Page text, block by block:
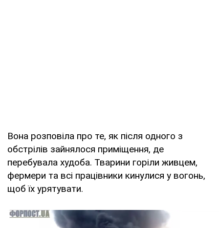
Вона розповіла про те, як після одного з
обстрілів зайнялося приміщення, де
перебувала худоба. Тварини горіли живцем,
фермери та всі працівники кинулися у вогонь,
щоб їх урятувати.